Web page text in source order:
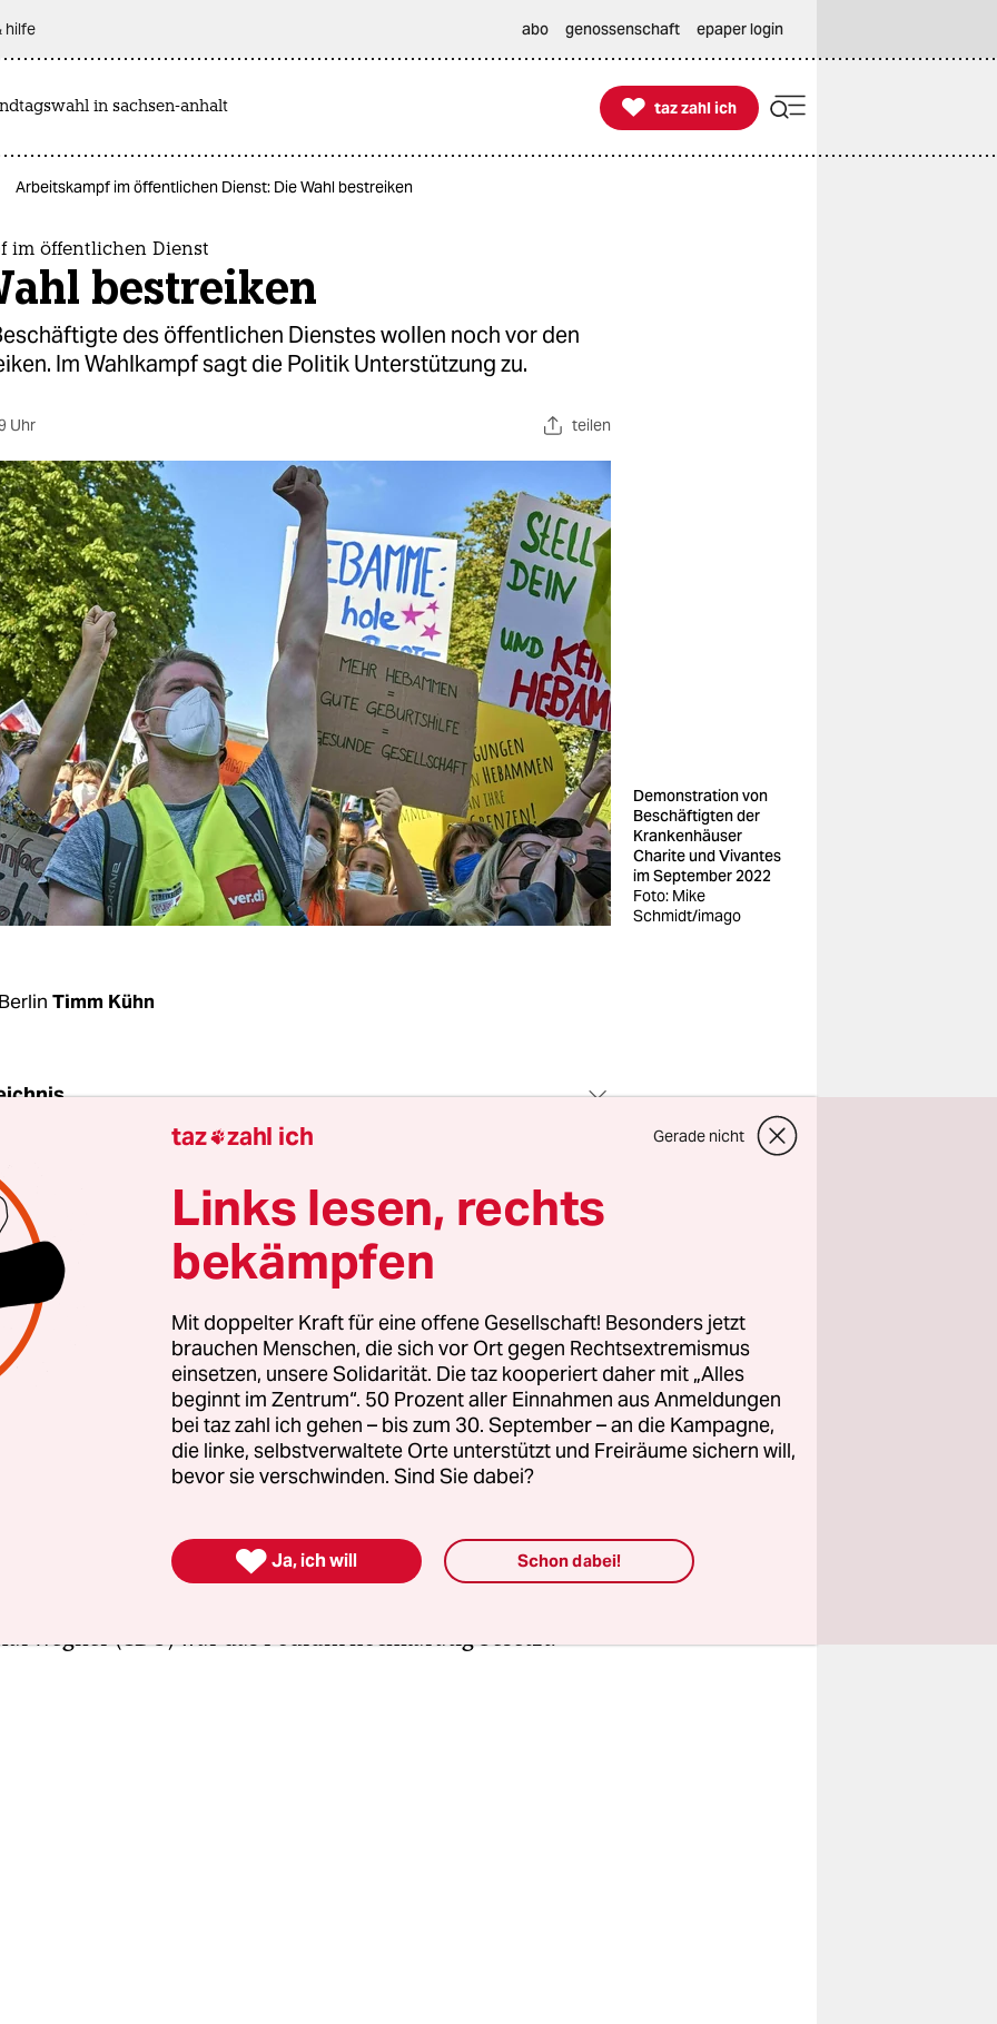
hilfe abo genossenschaft epaper login
in sachsen-anhalt 
taz zahl ich
taz zahl ich
Arbeitskampf im öffentlichen Dienst: Die Wahl bestreiken
im öffentlichen Dienst
bestreiken
des öffentlichen Dienstes wollen noch vor den
Im Wahlkampf sagt die Politik Unterstützung zu.
Uhr teilen
Demonstration von
Beschäftigten der
Krankenhäuser
Charite und Vivantes
im September 2022
Foto: Mike
Schmidt/imago
Timm Kühn
des Neuen Deutschlands
ist ein Zitat von
lesen: „Die soziale Revolution kann ihre Poesie nicht aus
schöpfen, sondern nur aus der Zukunft“. Nun, um
ging es nicht, als sich am Freitag etwa 300 Ar­bei­
öffentlicher Betriebe dort versammelten. Und
einiges dafür, dass Berlin – und bundesweit – ein
geführter Arbeitskampf bevorsteht.
war vollgepackt mit Beschäftigten, zum Teil in gelben Verdi-
in den Kutten der Berliner Stadtreinigung. „Wir sind
als Kol­le­g:in­nen die Spit­zen­po­li­ti­ke­r:in­nen der großen
Parteien Berlins mit Fragen löcherten. Mit Klaus
Wegner (CDU) war das Podium hochkarätig besetzt.
taz zahl ich Gerade nicht
Links lesen, rechts
bekämpfen
Mit doppelter Kraft für eine offene Gesellschaft! Besonders jetzt
brauchen Menschen, die sich vor Ort gegen Rechtsextremismus
einsetzen, unsere Solidarität. Die taz kooperiert daher mit „Alles
beginnt im Zentrum“. 50 Prozent aller Einnahmen aus Anmeldungen
bei taz zahl ich gehen – bis zum 30. September – an die Kampagne,
die linke, selbstverwaltete Orte unterstützt und Freiräume sichern will,
bevor sie verschwinden. Sind Sie dabei?
 Ja, ich will Schon dabei!